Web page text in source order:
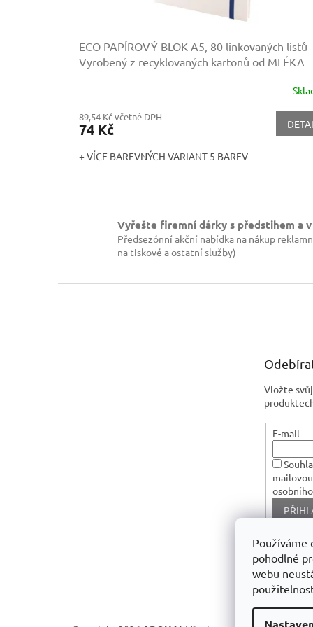
Používáme
pohodlné
webu
ECO PAPÍROVÝ BLOK A5, 80 linkovaných listů
Vyrobený z recyklovaných kartonů od MLÉKA
89,54 Kč včetně DPH
74 Kč
+ VÍCE BAREVNÝCH VARIANT 5 BAREV
Vyřešte firemní dárky s předstihem a
Předsezónní akční nabídka na nákup
na tiskové a ostatní služby)
Vložte
E-mail